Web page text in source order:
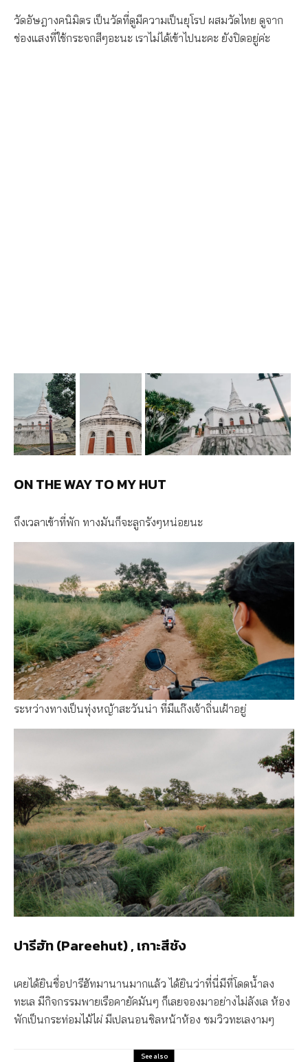
วัดอัษฎางคนิมิตร เป็นวัดที่ดูมีความเป็นยุโรป ผสมวัดไทย ดูจาก
ช่องแสงที่ใช้กระจกสีๆอะนะ เราไม่ได้เข้าไปนะคะ ยังปิดอยู่ค่ะ
ON THE WAY TO MY HUT
ถึงเวลาเข้าที่พัก ทางมันก็จะลูกรังๆหน่อยนะ
ระหว่างทางเป็นทุ่งหญ้าสะวันน่า ที่มีแก๊งเจ้าถิ่นเฝ้าอยู่
ปารีฮัท (Pareehut) , เกาะสีชัง
เคยได้ยินชื่อปารีฮัทมานานมากแล้ว ได้ยินว่าที่นี่มีที่โดดน้ำลง
ทะเล มีกิจกรรมพายเรือคายัคมันๆ ก็เลยจองมาอย่างไม่ลังเล ห้อง
พักเป็นกระท่อมไม้ไผ่ มีเปลนอนชิลหน้าห้อง ชมวิวทะเลงามๆ
See also